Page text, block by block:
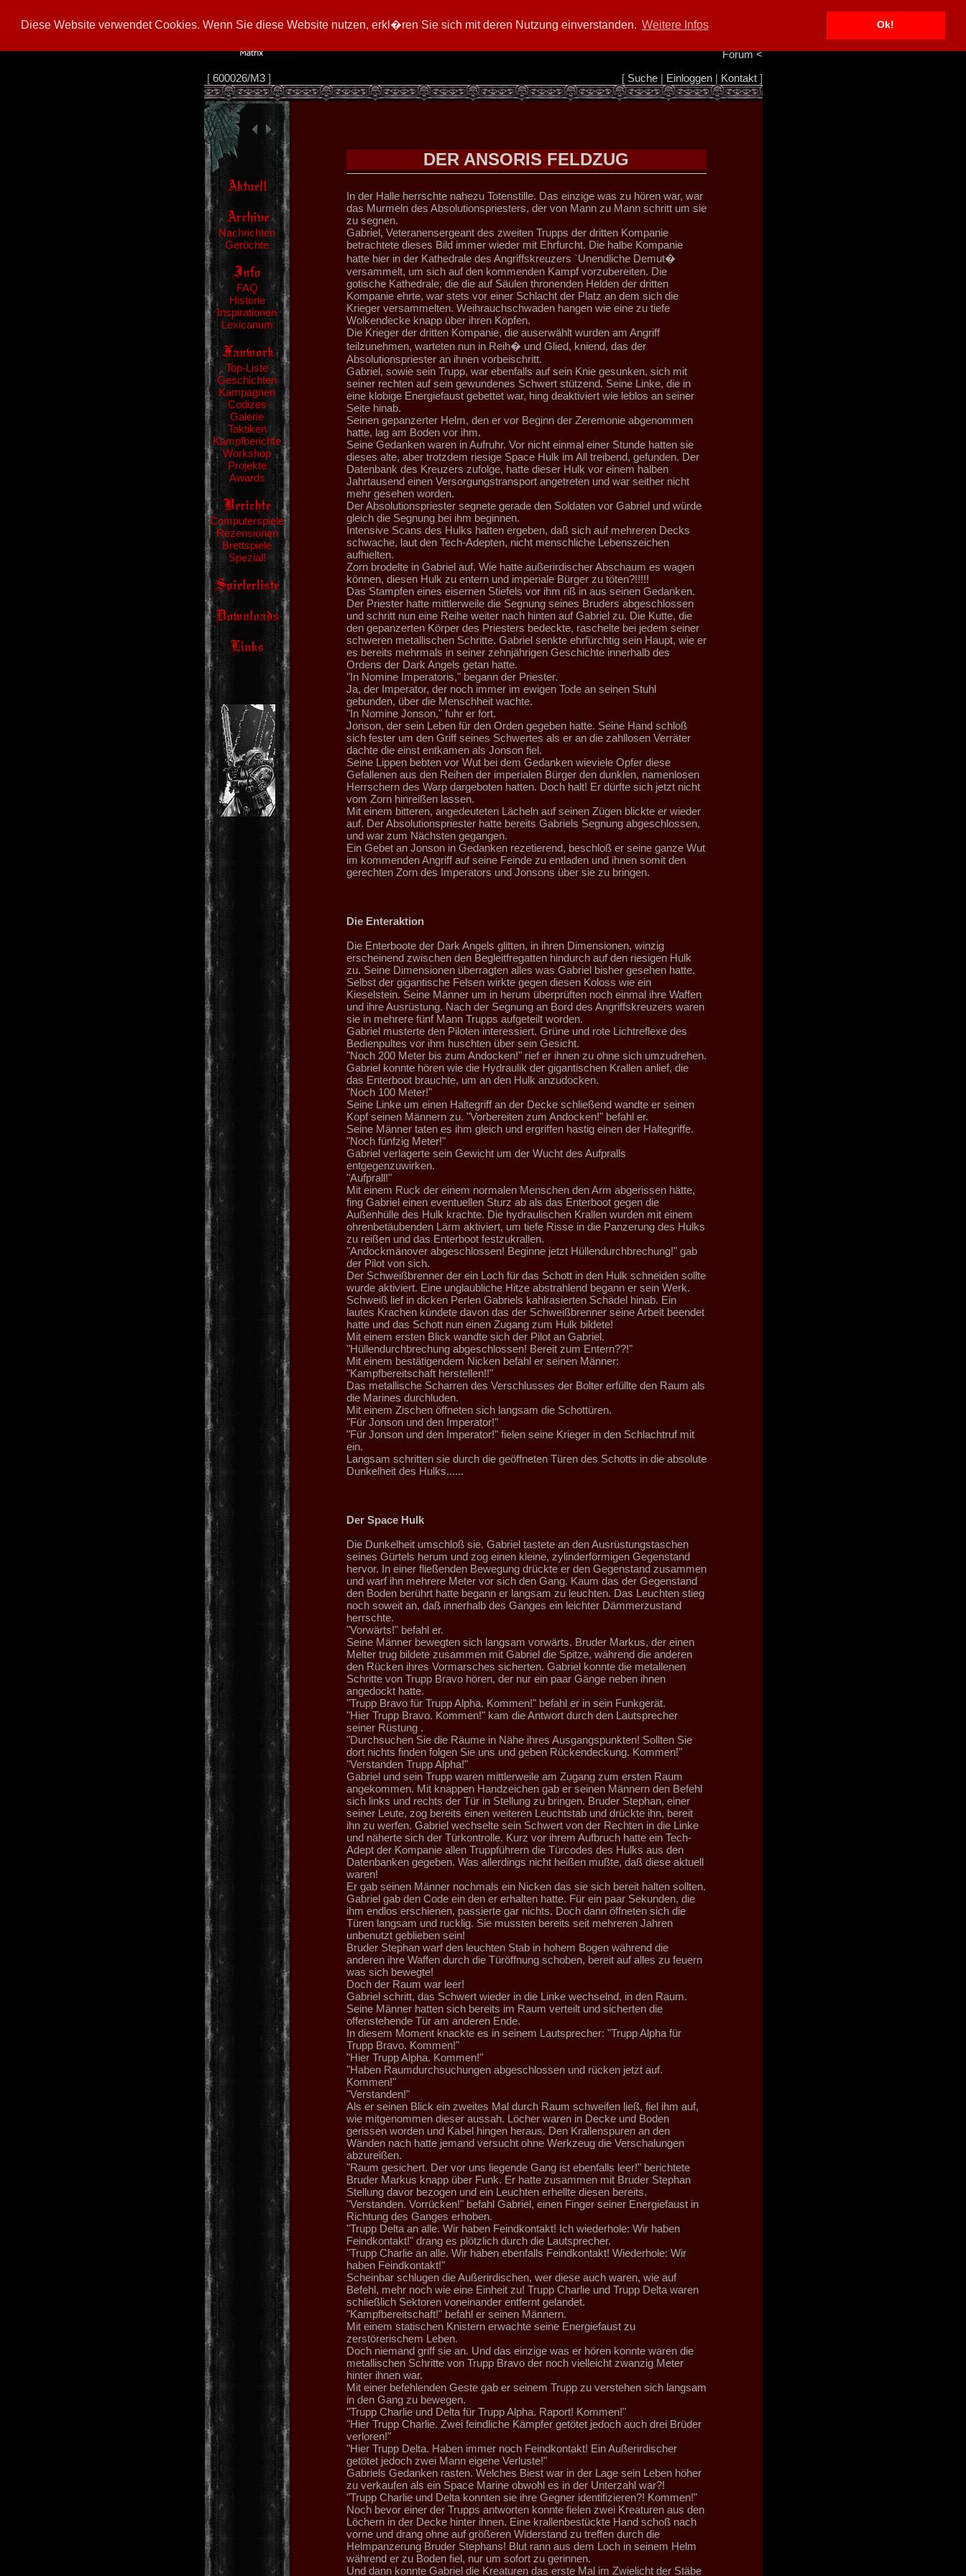
Diese Website verwendet Cookies. Wenn Sie diese Website nutzen, erkl�ren Sie sich mit deren Nutzung einverstanden. Weitere Infos Ok!
Info/Impressum
Forum<
[ 600026/M3] [ Suche| Einloggen| Kontakt]
Nachrichten
Gerüchte
FAQ
Historie
Inspirationen
Lexicanum
Top-Liste
Geschichten
Kampagnen
Codizes
Galerie
Taktiken
Kampfberichte
Workshop
Projekte
Awards
Computerspiele
Rezensionen
Brettspiele
Spezial!
DER ANSORIS FELDZUG
In der Halle herrschte nahezu Totenstille. Das einzige was zu hören war, war
das Murmeln des Absolutionspriesters, der von Mann zu Mann schritt um sie
zu segnen.
Gabriel, Veteranensergeant des zweiten Trupps der dritten Kompanie
betrachtete dieses Bild immer wieder mit Ehrfurcht. Die halbe Kompanie
hatte hier in der Kathedrale des Angriffskreuzers `Unendliche Demut�
versammelt, um sich auf den kommenden Kampf vorzubereiten. Die
gotische Kathedrale, die die auf Säulen thronenden Helden der dritten
Kompanie ehrte, war stets vor einer Schlacht der Platz an dem sich die
Krieger versammelten. Weihrauchschwaden hangen wie eine zu tiefe
Wolkendecke knapp über ihren Köpfen.
Die Krieger der dritten Kompanie, die auserwählt wurden am Angriff
teilzunehmen, warteten nun in Reih� und Glied, kniend, das der
Absolutionspriester an ihnen vorbeischritt.
Gabriel, sowie sein Trupp, war ebenfalls auf sein Knie gesunken, sich mit
seiner rechten auf sein gewundenes Schwert stützend. Seine Linke, die in
eine klobige Energiefaust gebettet war, hing deaktiviert wie leblos an seiner
Seite hinab.
Seinen gepanzerter Helm, den er vor Beginn der Zeremonie abgenommen
hatte, lag am Boden vor ihm.
Seine Gedanken waren in Aufruhr. Vor nicht einmal einer Stunde hatten sie
dieses alte, aber trotzdem riesige Space Hulk im All treibend, gefunden. Der
Datenbank des Kreuzers zufolge, hatte dieser Hulk vor einem halben
Jahrtausend einen Versorgungstransport angetreten und war seither nicht
mehr gesehen worden.
Der Absolutionspriester segnete gerade den Soldaten vor Gabriel und würde
gleich die Segnung bei ihm beginnen.
Intensive Scans des Hulks hatten ergeben, daß sich auf mehreren Decks
schwache, laut den Tech-Adepten, nicht menschliche Lebenszeichen
aufhielten.
Zorn brodelte in Gabriel auf. Wie hatte außerirdischer Abschaum es wagen
können, diesen Hulk zu entern und imperiale Bürger zu töten?!!!!!
Das Stampfen eines eisernen Stiefels vor ihm riß in aus seinen Gedanken.
Der Priester hatte mittlerweile die Segnung seines Bruders abgeschlossen
und schritt nun eine Reihe weiter nach hinten auf Gabriel zu. Die Kutte, die
den gepanzerten Körper des Priesters bedeckte, raschelte bei jedem seiner
schweren metallischen Schritte. Gabriel senkte ehrfürchtig sein Haupt, wie er
es bereits mehrmals in seiner zehnjährigen Geschichte innerhalb des
Ordens der Dark Angels getan hatte.
"In Nomine Imperatoris," begann der Priester.
Ja, der Imperator, der noch immer im ewigen Tode an seinen Stuhl
gebunden, über die Menschheit wachte.
"In Nomine Jonson," fuhr er fort.
Jonson, der sein Leben für den Orden gegeben hatte. Seine Hand schloß
sich fester um den Griff seines Schwertes als er an die zahllosen Verräter
dachte die einst entkamen als Jonson fiel.
Seine Lippen bebten vor Wut bei dem Gedanken wieviele Opfer diese
Gefallenen aus den Reihen der imperialen Bürger den dunklen, namenlosen
Herrschern des Warp dargeboten hatten. Doch halt! Er dürfte sich jetzt nicht
vom Zorn hinreißen lassen.
Mit einem bitteren, angedeuteten Lächeln auf seinen Zügen blickte er wieder
auf. Der Absolutionspriester hatte bereits Gabriels Segnung abgeschlossen,
und war zum Nächsten gegangen.
Ein Gebet an Jonson in Gedanken rezetierend, beschloß er seine ganze Wut
im kommenden Angriff auf seine Feinde zu entladen und ihnen somit den
gerechten Zorn des Imperators und Jonsons über sie zu bringen.
Die Enteraktion
Die Enterboote der Dark Angels glitten, in ihren Dimensionen, winzig
erscheinend zwischen den Begleitfregatten hindurch auf den riesigen Hulk
zu. Seine Dimensionen überragten alles was Gabriel bisher gesehen hatte.
Selbst der gigantische Felsen wirkte gegen diesen Koloss wie ein
Kieselstein. Seine Männer um in herum überprüften noch einmal ihre Waffen
und ihre Ausrüstung. Nach der Segnung an Bord des Angriffskreuzers waren
sie in mehrere fünf Mann Trupps aufgeteilt worden.
Gabriel musterte den Piloten interessiert. Grüne und rote Lichtreflexe des
Bedienpultes vor ihm huschten über sein Gesicht.
"Noch 200 Meter bis zum Andocken!" rief er ihnen zu ohne sich umzudrehen.
Gabriel konnte hören wie die Hydraulik der gigantischen Krallen anlief, die
das Enterboot brauchte, um an den Hulk anzudocken.
"Noch 100 Meter!"
Seine Linke um einen Haltegriff an der Decke schließend wandte er seinen
Kopf seinen Männern zu. "Vorbereiten zum Andocken!" befahl er.
Seine Männer taten es ihm gleich und ergriffen hastig einen der Haltegriffe.
"Noch fünfzig Meter!"
Gabriel verlagerte sein Gewicht um der Wucht des Aufpralls
entgegenzuwirken.
"Aufprall!"
Mit einem Ruck der einem normalen Menschen den Arm abgerissen hätte,
fing Gabriel einen eventuellen Sturz ab als das Enterboot gegen die
Außenhülle des Hulk krachte. Die hydraulischen Krallen wurden mit einem
ohrenbetäubenden Lärm aktiviert, um tiefe Risse in die Panzerung des Hulks
zu reißen und das Enterboot festzukrallen.
"Andockmänover abgeschlossen! Beginne jetzt Hüllendurchbrechung!" gab
der Pilot von sich.
Der Schweißbrenner der ein Loch für das Schott in den Hulk schneiden sollte
wurde aktiviert. Eine unglaubliche Hitze abstrahlend begann er sein Werk.
Schweiß lief in dicken Perlen Gabriels kahlrasierten Schädel hinab. Ein
lautes Krachen kündete davon das der Schweißbrenner seine Arbeit beendet
hatte und das Schott nun einen Zugang zum Hulk bildete!
Mit einem ersten Blick wandte sich der Pilot an Gabriel.
"Hüllendurchbrechung abgeschlossen! Bereit zum Entern??!"
Mit einem bestätigendem Nicken befahl er seinen Männer:
"Kampfbereitschaft herstellen!!"
Das metallische Scharren des Verschlusses der Bolter erfüllte den Raum als
die Marines durchluden.
Mit einem Zischen öffneten sich langsam die Schottüren.
"Für Jonson und den Imperator!"
"Für Jonson und den Imperator!" fielen seine Krieger in den Schlachtruf mit
ein.
Langsam schritten sie durch die geöffneten Türen des Schotts in die absolute
Dunkelheit des Hulks......
Der Space Hulk
Die Dunkelheit umschloß sie. Gabriel tastete an den Ausrüstungstaschen
seines Gürtels herum und zog einen kleine, zylinderförmigen Gegenstand
hervor. In einer fließenden Bewegung drückte er den Gegenstand zusammen
und warf ihn mehrere Meter vor sich den Gang. Kaum das der Gegenstand
den Boden berührt hatte begann er langsam zu leuchten. Das Leuchten stieg
noch soweit an, daß innerhalb des Ganges ein leichter Dämmerzustand
herrschte.
"Vorwärts!" befahl er.
Seine Männer bewegten sich langsam vorwärts. Bruder Markus, der einen
Melter trug bildete zusammen mit Gabriel die Spitze, während die anderen
den Rücken ihres Vormarsches sicherten. Gabriel konnte die metallenen
Schritte von Trupp Bravo hören, der nur ein paar Gänge neben ihnen
angedockt hatte.
"Trupp Bravo für Trupp Alpha. Kommen!" befahl er in sein Funkgerät.
"Hier Trupp Bravo. Kommen!" kam die Antwort durch den Lautsprecher
seiner Rüstung .
"Durchsuchen Sie die Räume in Nähe ihres Ausgangspunkten! Sollten Sie
dort nichts finden folgen Sie uns und geben Rückendeckung. Kommen!"
"Verstanden Trupp Alpha!"
Gabriel und sein Trupp waren mittlerweile am Zugang zum ersten Raum
angekommen. Mit knappen Handzeichen gab er seinen Männern den Befehl
sich links und rechts der Tür in Stellung zu bringen. Bruder Stephan, einer
seiner Leute, zog bereits einen weiteren Leuchtstab und drückte ihn, bereit
ihn zu werfen. Gabriel wechselte sein Schwert von der Rechten in die Linke
und näherte sich der Türkontrolle. Kurz vor ihrem Aufbruch hatte ein Tech-
Adept der Kompanie allen Truppführern die Türcodes des Hulks aus den
Datenbanken gegeben. Was allerdings nicht heißen mußte, daß diese aktuell
waren!
Er gab seinen Männer nochmals ein Nicken das sie sich bereit halten sollten.
Gabriel gab den Code ein den er erhalten hatte. Für ein paar Sekunden, die
ihm endlos erschienen, passierte gar nichts. Doch dann öffneten sich die
Türen langsam und rucklig. Sie mussten bereits seit mehreren Jahren
unbenutzt geblieben sein!
Bruder Stephan warf den leuchten Stab in hohem Bogen während die
anderen ihre Waffen durch die Türöffnung schoben, bereit auf alles zu feuern
was sich bewegte!
Doch der Raum war leer!
Gabriel schritt, das Schwert wieder in die Linke wechselnd, in den Raum.
Seine Männer hatten sich bereits im Raum verteilt und sicherten die
offenstehende Tür am anderen Ende.
In diesem Moment knackte es in seinem Lautsprecher: "Trupp Alpha für
Trupp Bravo. Kommen!"
"Hier Trupp Alpha. Kommen!"
"Haben Raumdurchsuchungen abgeschlossen und rücken jetzt auf.
Kommen!"
"Verstanden!"
Als er seinen Blick ein zweites Mal durch Raum schweifen ließ, fiel ihm auf,
wie mitgenommen dieser aussah. Löcher waren in Decke und Boden
gerissen worden und Kabel hingen heraus. Den Krallenspuren an den
Wänden nach hatte jemand versucht ohne Werkzeug die Verschalungen
abzureißen.
"Raum gesichert. Der vor uns liegende Gang ist ebenfalls leer!" berichtete
Bruder Markus knapp über Funk. Er hatte zusammen mit Bruder Stephan
Stellung davor bezogen und ein Leuchten erhellte diesen bereits.
"Verstanden. Vorrücken!" befahl Gabriel, einen Finger seiner Energiefaust in
Richtung des Ganges erhoben.
"Trupp Delta an alle. Wir haben Feindkontakt! Ich wiederhole: Wir haben
Feindkontakt!" drang es plötzlich durch die Lautsprecher.
"Trupp Charlie an alle. Wir haben ebenfalls Feindkontakt! Wiederhole: Wir
haben Feindkontakt!"
Scheinbar schlugen die Außerirdischen, wer diese auch waren, wie auf
Befehl, mehr noch wie eine Einheit zu! Trupp Charlie und Trupp Delta waren
schließlich Sektoren voneinander entfernt gelandet.
"Kampfbereitschaft!" befahl er seinen Männern.
Mit einem statischen Knistern erwachte seine Energiefaust zu
zerstörerischem Leben.
Doch niemand griff sie an. Und das einzige was er hören konnte waren die
metallischen Schritte von Trupp Bravo der noch vielleicht zwanzig Meter
hinter ihnen war.
Mit einer befehlenden Geste gab er seinem Trupp zu verstehen sich langsam
in den Gang zu bewegen.
"Trupp Charlie und Delta für Trupp Alpha. Raport! Kommen!"
"Hier Trupp Charlie. Zwei feindliche Kämpfer getötet jedoch auch drei Brüder
verloren!"
"Hier Trupp Delta. Haben immer noch Feindkontakt! Ein Außerirdischer
getötet jedoch zwei Mann eigene Verluste!"
Gabriels Gedanken rasten. Welches Biest war in der Lage sein Leben höher
zu verkaufen als ein Space Marine obwohl es in der Unterzahl war?!
"Trupp Charlie und Delta konnten sie ihre Gegner identifizieren?! Kommen!"
Noch bevor einer der Trupps antworten konnte fielen zwei Kreaturen aus den
Löchern in der Decke hinter ihnen. Eine krallenbestückte Hand schoß nach
vorne und drang ohne auf größeren Widerstand zu treffen durch die
Helmpanzerung Bruder Stephans! Blut rann aus dem Loch in seinem Helm
während er zu Boden fiel, nur um sofort zu gerinnen.
Und dann konnte Gabriel die Kreaturen das erste Mal im Zwielicht der Stäbe